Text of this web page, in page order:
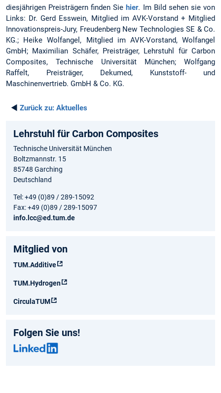
diesjährigen Preisträgern finden Sie hier. Im Bild sehen sie von
Links: Dr. Gerd Esswein, Mitglied im AVK-Vorstand + Mitglied
Innovationspreis-Jury, Freudenberg New Technologies SE & Co.
KG.; Heike Wolfangel, Mitglied im AVK-Vorstand, Wolfangel
GmbH; Maximilian Schäfer, Preisträger, Lehrstuhl für Carbon
Composites, Technische Universität München; Wolfgang
Raffelt, Preisträger, Dekumed, Kunststoff- und
Maschinenvertrieb. GmbH & Co. KG.
◄ Zurück zu: Aktuelles
Lehrstuhl für Carbon Composites
Technische Universität München
Boltzmannstr. 15
85748 Garching
Deutschland
Tel: +49 (0)89 / 289-15092
Fax: +49 (0)89 / 289-15097
info.lcc@ed.tum.de
Mitglied von
TUM.Additive
TUM.Hydrogen
CirculaTUM
Folgen Sie uns!